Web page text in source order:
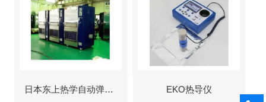
日本东上热学自动弹出式烘箱 EKO热导仪